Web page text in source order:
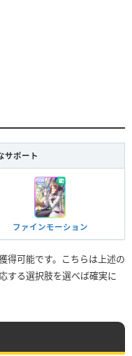
サポート
ファインモーション
得可能です。こちらは上述の
する選択肢を選べば確実に